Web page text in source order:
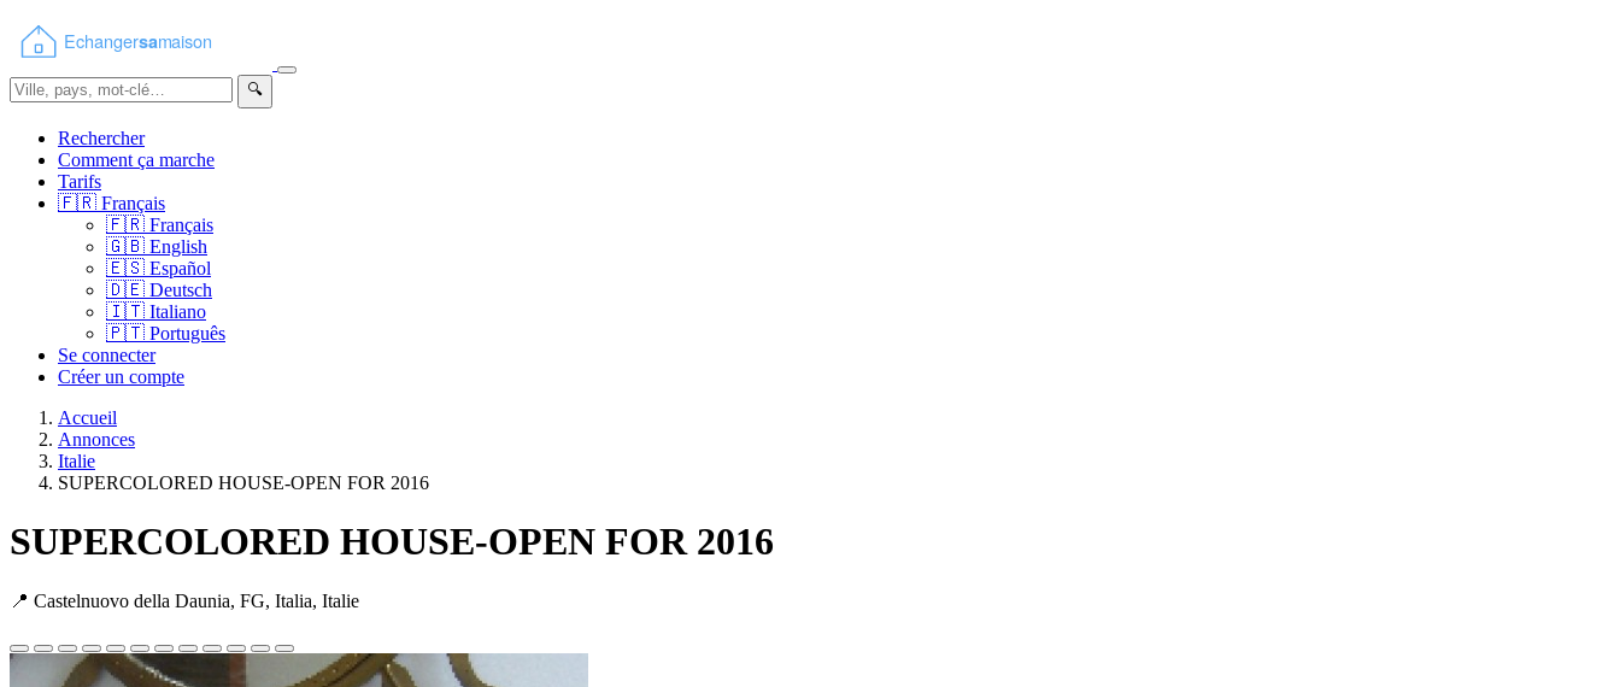
🔍
Rechercher
Comment ça marche
Tarifs
🇫🇷 Français
🇫🇷 Français
🇬🇧 English
🇪🇸 Español
🇩🇪 Deutsch
🇮🇹 Italiano
🇵🇹 Português
Se connecter
Créer un compte
Accueil
Annonces
Italie
SUPERCOLORED HOUSE-OPEN FOR 2016
SUPERCOLORED HOUSE-OPEN FOR 2016
📍 Castelnuovo della Daunia, FG, Italia, Italie